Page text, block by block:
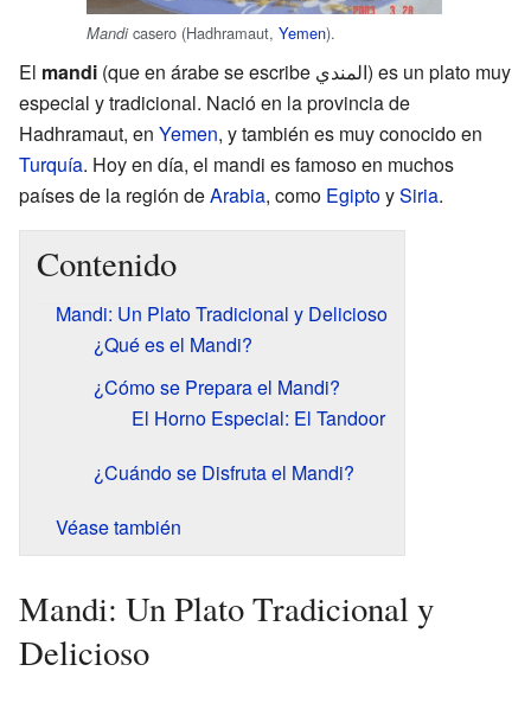
Mandicasero (Hadhramaut, Yemen).
El mandi (que en árabe se escribe المندي) es un plato muy
especial y tradicional. Nació en la provincia de
Hadhramaut, en Yemen, y también es muy conocido en
Turquía. Hoy en día, el mandi es famoso en muchos
países de la región deArabia, como EgiptoySiria.
Contenido
Mandi: Un Plato Tradicional y Delicioso
¿Qué es el Mandi?
¿Cómo se Prepara el Mandi?
El Horno Especial: El Tandoor
¿Cuándo se Disfruta el Mandi?
Véase también
Mandi: Un Plato Tradicional y
Delicioso